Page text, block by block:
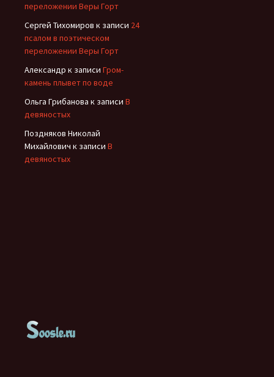
переложении Веры Горт
Сергей Тихомиров к записи 24
псалом в поэтическом
переложении Веры Горт
Александр к записи Гром-
камень плывет по воде
Ольга Грибанова к записи В
девяностых
Поздняков Николай
Михайлович к записи В
девяностых